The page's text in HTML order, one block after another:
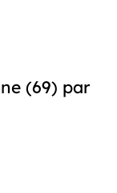
(69) par